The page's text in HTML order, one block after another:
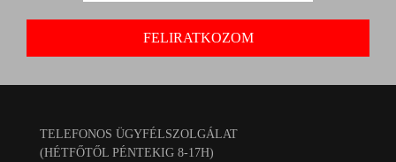
TELEFONOS ÜGYFÉLSZOLGÁLAT
(HÉTFŐTŐL PÉNTEKIG 8-17H)